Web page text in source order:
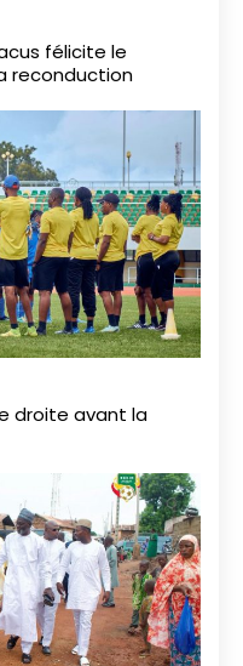
félicite le
reconduction
droite avant la